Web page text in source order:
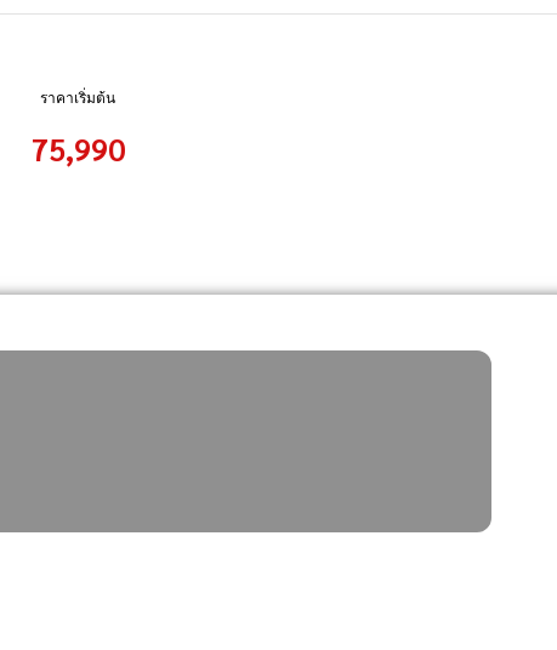
ราคาเริ่มต้น
75,990